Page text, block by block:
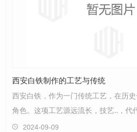
西安白铁制作的工艺与传统
西安白铁，作为一门传统工艺，在历
角色。这项工艺源远流长，技艺..，代
的工艺融合了独特的文化元素和..的技
2024-09-09